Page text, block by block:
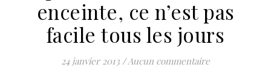
enceinte, ce n’est pas
facile tous les jours
24 janvier 2013 /Aucun commentaire